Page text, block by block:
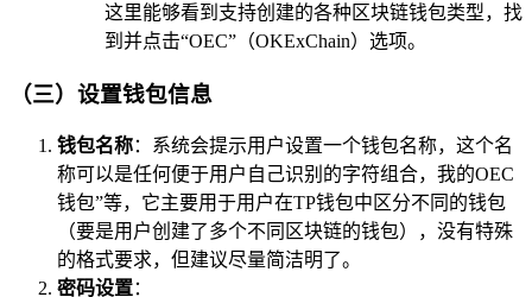
这里能够看到支持创建的各种区块链钱包类型，找
到并点击“OEC”（OKExChain）选项。
（三）设置钱包信息
钱包名称：系统会提示用户设置一个钱包名称，这个名
称可以是任何便于用户自己识别的字符组合，我的OEC
钱包”等，它主要用于用户在TP钱包中区分不同的钱包
（要是用户创建了多个不同区块链的钱包），没有特殊
的格式要求，但建议尽量简洁明了。
密码设置：